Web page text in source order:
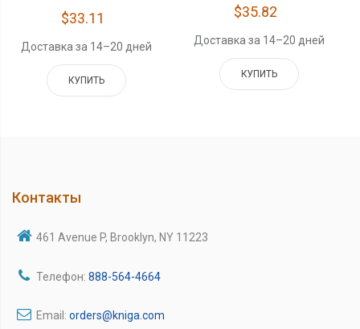
$33.11
Доставка за 14–20 дней
КУПИТЬ
$35.82
Доставка за 14–20 дней
КУПИТЬ
Контакты
461 Avenue P, Brooklyn, NY 11223
Телефон: 888-564-4664
Email: orders@kniga.com